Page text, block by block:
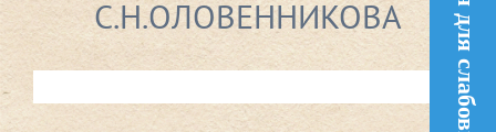
С.Н.ОЛОВЕННИКОВА